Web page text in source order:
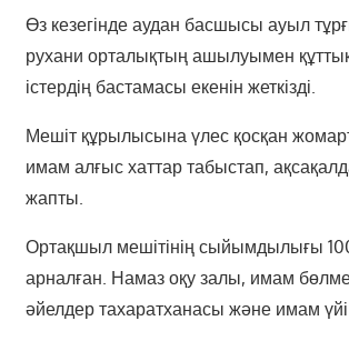
Өз кезегінде аудан басшысы ауыл
рухани орталықтың ашылуымен
істердің бастамасы екенін жеткізді.
Мешіт құрылысына үлес қосқан
имам алғыс хаттар табыстап,
жапты.
Ортақшыл мешітінің сыйымдылығы
арналған. Намаз оқу залы, имам
әйелдер тахаратханасы және имам